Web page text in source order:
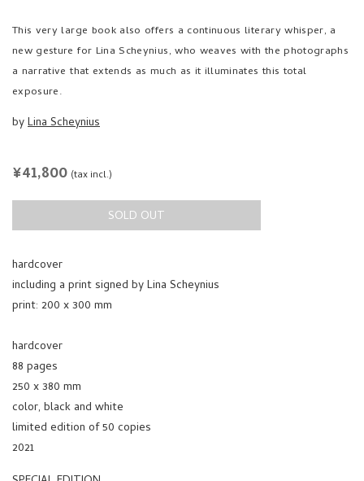
This very large book also offers a continuous literary whisper, a
new gesture for Lina Scheynius, who weaves with the photographs
a narrative that extends as much as it illuminates this total
exposure.
byLina Scheynius
REGULAR
¥41,800 (tax incl.)
SOLD OUT
hardcover
including a print signed by Lina Scheynius
print: 200 x 300 mm
hardcover
88 pages
250 x 380 mm
color, black and white
limited edition of 50 copies
2021